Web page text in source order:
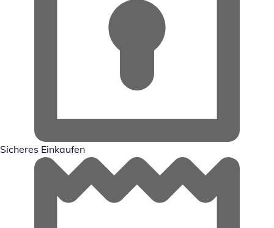
Sicheres Einkaufen